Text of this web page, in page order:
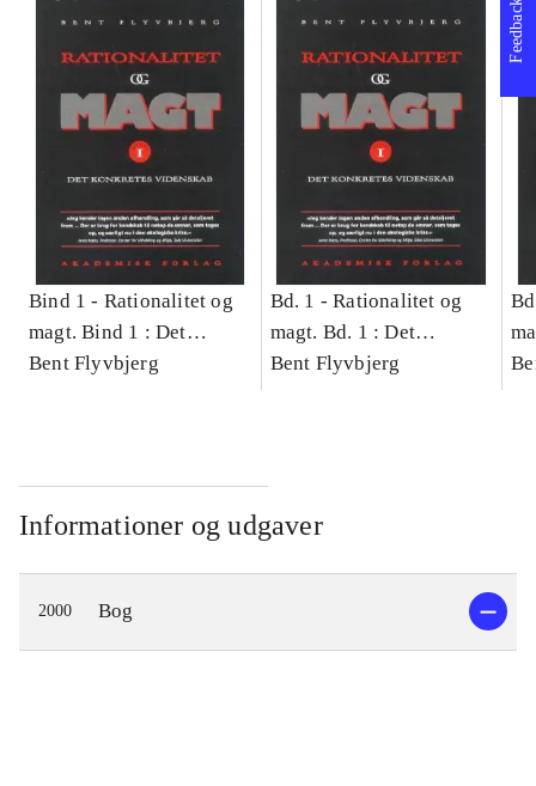
Bind 1 - Rationalitet og
magt. Bind 1 : Det
konkretes videnskab
Bent Flyvbjerg
Bd. 1 -Rationalitet og
magt. Bd. 1 : Det
konkretes videnskab
Bent Flyvbjerg
Informationer og udgaver
2000 Bog
Feedback